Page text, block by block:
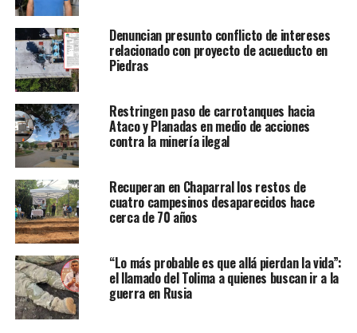
Denuncian presunto conflicto de intereses
relacionado con proyecto de acueducto en
Piedras
Restringen paso de carrotanques hacia
Ataco y Planadas en medio de acciones
contra la minería ilegal
Recuperan en Chaparral los restos de
cuatro campesinos desaparecidos hace
cerca de 70 años
“Lo más probable es que allá pierdan la vida”:
el llamado del Tolima a quienes buscan ir a la
guerra en Rusia